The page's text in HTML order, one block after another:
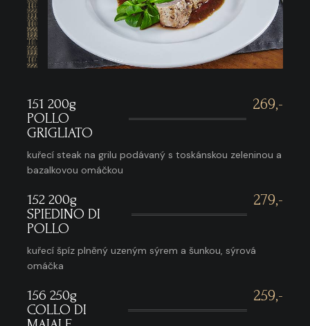
151 200g
POLLO
GRIGLIATO
269,-
kuřecí steak na grilu podávaný s toskánskou zeleninou a
bazalkovou omáčkou
152 200g
SPIEDINO DI
POLLO
279,-
kuřecí špíz plněný uzeným sýrem a šunkou, sýrová
omáčka
156 250g
COLLO DI
259,-